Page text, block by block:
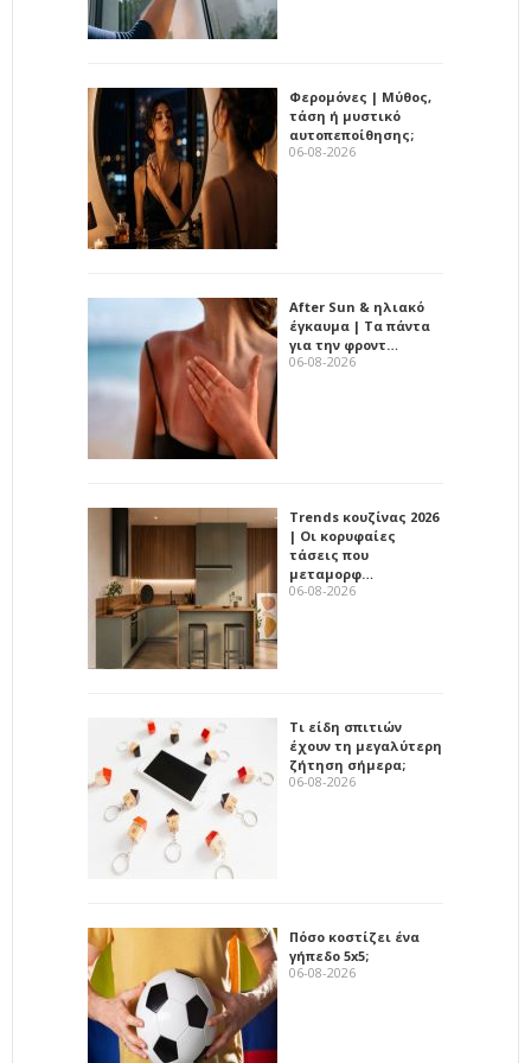
Φερομόνες | Μύθος,
τάση ή μυστικό
αυτοπεποίθησης;
06-08-2026
After Sun & ηλιακό
έγκαυμα | Τα πάντα
για την φροντ…
06-08-2026
Trends κουζίνας 2026
| Οι κορυφαίες
τάσεις που
μεταμορφ…
06-08-2026
Τι είδη σπιτιών
έχουν τη μεγαλύτερη
ζήτηση σήμερα;
06-08-2026
Πόσο κοστίζει ένα
γήπεδο 5x5;
06-08-2026